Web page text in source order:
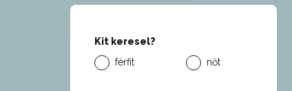
Kit keresel?
férfit
nőt